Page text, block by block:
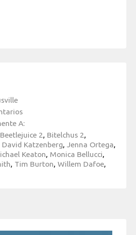
A:
Beetlejuice 2, Bitelchus 2,
David Katzenberg, Jenna Ortega,
Keaton, Monica Bellucci,
, Tim Burton, Willem Dafoe,